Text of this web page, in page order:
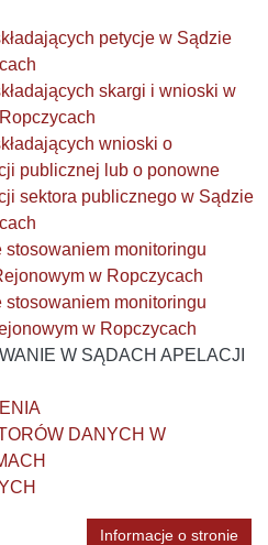
petycje w Sądzie
skargi i wnioski w
wnioski o
publicznej lub o ponowne
sektora publicznego w Sądzie
monitoringu
w Ropczycach
monitoringu
w Ropczycach
W SĄDACH APELACJI
DANYCH W
Informacje o stronie